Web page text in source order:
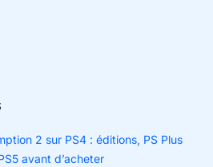
2 sur PS4 : éditions, PS Plus
avant d’acheter